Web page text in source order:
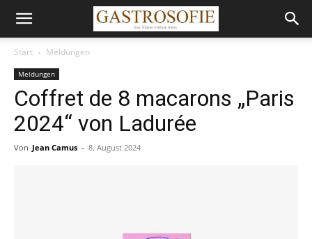
Start Meldungen
Meldungen
Coffret de 8 macarons „Paris
2024“ von Ladurée
Von Jean Camus - 8. August 2024